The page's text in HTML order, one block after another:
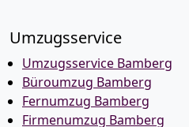
Umzugsservice
Umzugsservice Bamberg
Büroumzug Bamberg
Fernumzug Bamberg
Firmenumzug Bamberg